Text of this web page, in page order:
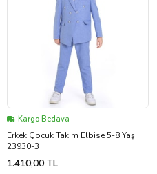
Kargo Bedava
Erkek Çocuk Takım Elbise 5-8 Yaş
23930-3
1.410,00 TL